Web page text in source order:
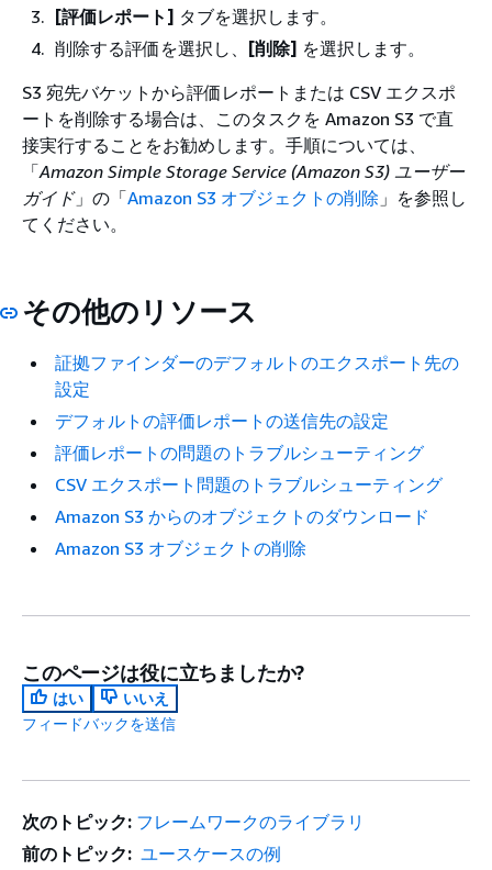
[評価レポート] タブを選択します。
削除する評価を選択し、 [削除] を選択します。
S3 宛先バケットから評価レポートまたは CSV エクスポ
ートを削除する場合は、このタスクを Amazon S3 で直
接実行することをお勧めします。手順については、
「Amazon Simple Storage Service (Amazon S3) ユーザー
ガイド」の「Amazon S3 オブジェクトの削除 」を参照し
てください。
その他のリソース
証拠ファインダーのデフォルトのエクスポート先の
設定
デフォルトの評価レポートの送信先の設定
評価レポートの問題のトラブルシューティング
CSV エクスポート問題のトラブルシューティング
Amazon S3 からのオブジェクトのダウンロード
Amazon S3 オブジェクトの削除
このページは役に立ちましたか?
はい
いいえ
フィードバックを送信
次のトピック: フレームワークのライブラリ
前のトピック: ユースケースの例